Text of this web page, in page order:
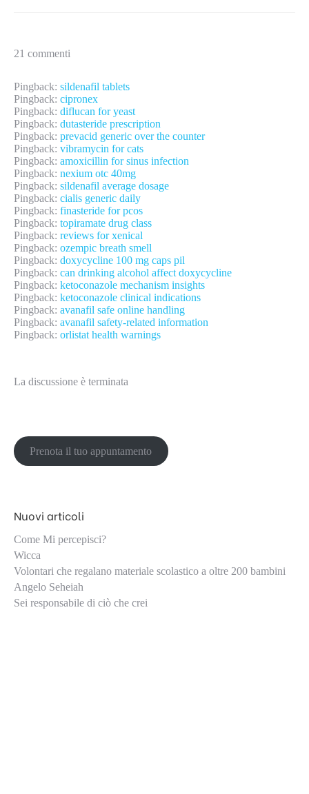
21 commenti
Pingback: sildenafil tablets
Pingback: cipronex
Pingback: diflucan for yeast
Pingback: dutasteride prescription
Pingback: prevacid generic over the counter
Pingback: vibramycin for cats
Pingback: amoxicillin for sinus infection
Pingback: nexium otc 40mg
Pingback: sildenafil average dosage
Pingback: cialis generic daily
Pingback: finasteride for pcos
Pingback: topiramate drug class
Pingback: reviews for xenical
Pingback: ozempic breath smell
Pingback: doxycycline 100 mg caps pil
Pingback: can drinking alcohol affect doxycycline
Pingback: ketoconazole mechanism insights
Pingback: ketoconazole clinical indications
Pingback: avanafil safe online handling
Pingback: avanafil safety‑related information
Pingback: orlistat health warnings
La discussione è terminata
Prenota il tuo appuntamento
Nuovi articoli
Come Mi percepisci?
Wicca
Volontari che regalano materiale scolastico a oltre 200 bambini
Angelo Seheiah
Sei responsabile di ciò che crei